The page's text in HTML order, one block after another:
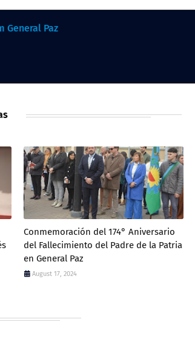
General Paz
Conmemoración del 174° Aniversario
del Fallecimiento del Padre de la Patria
en General Paz
August 17, 2024